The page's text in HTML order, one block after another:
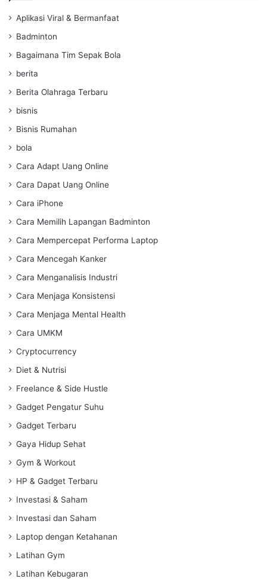
Aplikasi Viral & Bermanfaat
Badminton
Bagaimana Tim Sepak Bola
berita
Berita Olahraga Terbaru
bisnis
Bisnis Rumahan
bola
Cara Adapt Uang Online
Cara Dapat Uang Online
Cara iPhone
Cara Memilih Lapangan Badminton
Cara Mempercepat Performa Laptop
Cara Mencegah Kanker
Cara Menganalisis Industri
Cara Menjaga Konsistensi
Cara Menjaga Mental Health
Cara UMKM
Cryptocurrency
Diet & Nutrisi
Freelance & Side Hustle
Gadget Pengatur Suhu
Gadget Terbaru
Gaya Hidup Sehat
Gym & Workout
HP & Gadget Terbaru
Investasi & Saham
Investasi dan Saham
Laptop dengan Ketahanan
Latihan Gym
Latihan Kebugaran